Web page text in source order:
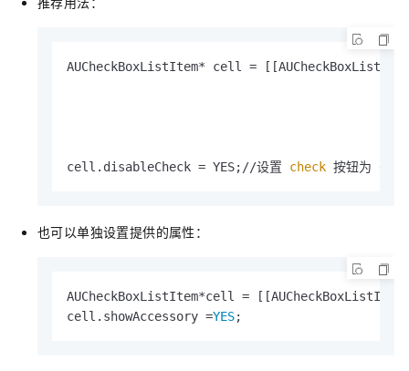
AUCheckBoxListItem* cell =
cell.disableCheck = YES;//设置 check 按钮为
也可以单独设置提供的属性：
AUCheckBoxListItem*cell =
cell.showAccessory =YES;